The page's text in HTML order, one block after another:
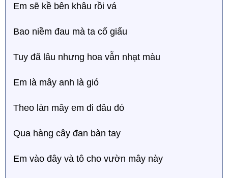
Em sẽ kề bên khâu rồi vá
Bao niềm đau mà ta cố giấu
Tuy đã lâu nhưng hoa vẫn nhạt màu
Em là mây anh là gió
Theo làn mây em đi đâu đó
Qua hàng cây đan bàn tay
Em vào đây và tô cho vườn mây này